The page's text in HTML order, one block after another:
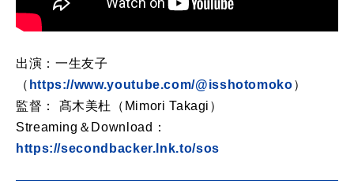
出演：一生友子
（ https://www.youtube.com/@isshotomoko）
監督： 髙木美杜（Mimori Takagi）
Streaming＆Download：
https://secondbacker.lnk.to/sos